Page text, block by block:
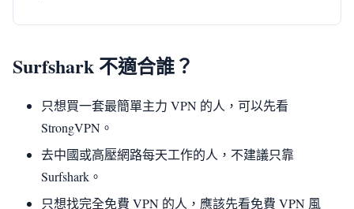
Surfshark 不適合誰？
只想買一套最簡單主力 VPN 的人，可以先看
StrongVPN。
去中國或高壓網路每天工作的人，不建議只靠
Surfshark。
只想找完全免費 VPN 的人，應該先看免費 VPN 風